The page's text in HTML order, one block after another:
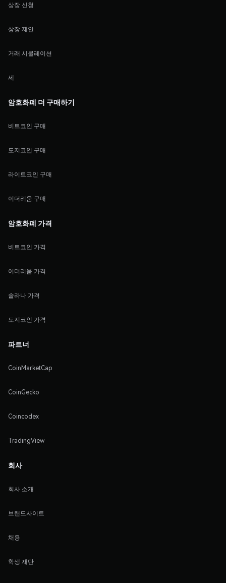
상장 신청
상장 제안
거래 시물레이션
세
암호화폐 더 구매하기
비트코인 구매
도지코인 구매
라이트코인 구매
이더리움 구매
암호화폐 가격
비트코인 가격
이더리움 가격
솔라나 가격
도지코인 가격
파트너
CoinMarketCap
CoinGecko
Coincodex
TradingView
회사
회사 소개
브랜드사이트
채용
학생 재단